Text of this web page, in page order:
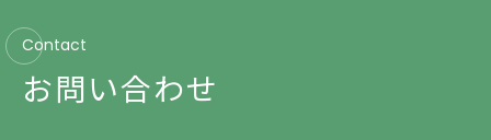
Contact
お問い合わせ